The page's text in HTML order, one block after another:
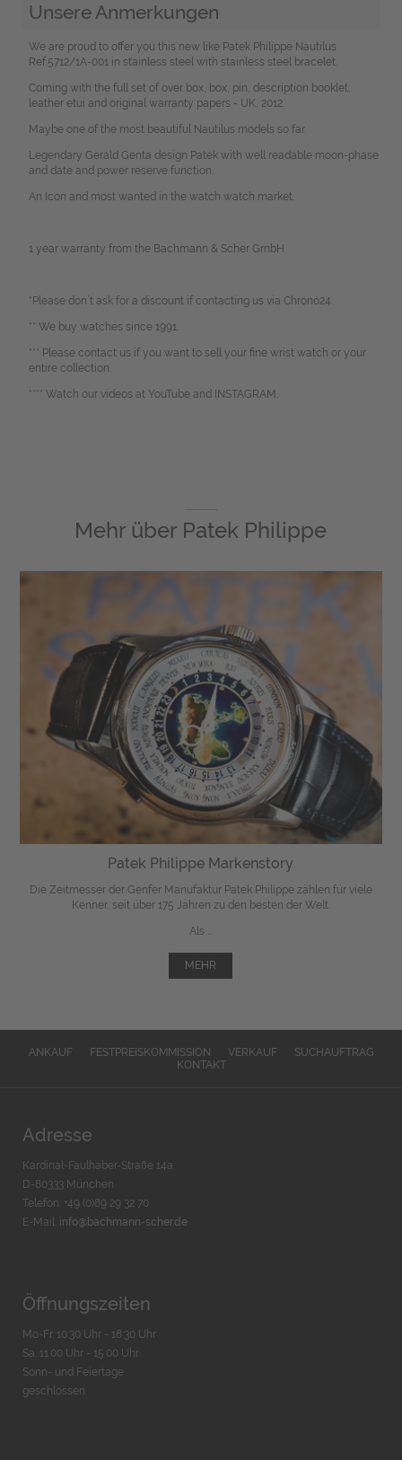
Unsere Anmerkungen
We are proud to offer you this new like Patek Philippe Nautilus
Ref.5712/1A-001 in stainless steel with stainless steel bracelet.
Coming with the full set of over box, box, pin, description booklet,
leather etui and original warranty papers - UK, 2012.
Maybe one of the most beautiful Nautilus models so far.
Legendary Gerald Genta design Patek with well readable moon-phase
and date and power reserve function.
An Icon and most wanted in the watch watch market.
1 year warranty from the Bachmann & Scher GmbH.
*Please don`t ask for a discount if contacting us via Chrono24.
** We buy watches since 1991.
*** Please contact us if you want to sell your fine wrist watch or your
entire collection.
**** Watch our videos at YouTube and INSTAGRAM.
Mehr über Patek Philippe
Patek Philippe Markenstory
Die Zeitmesser der Genfer Manufaktur Patek Philippe zählen für viele
Kenner, seit über 175 Jahren zu den besten der Welt.
Als ...
MEHR
ANKAUF FESTPREISKOMMISSION VERKAUF
SUCHAUFTRAG
KONTAKT
Adresse
Kardinal-Faulhaber-Straße 14a
D-80333 München
Telefon: +49 (0)89 29 32 70
E-Mail: info@bachmann-scher.de
Öffnungszeiten
Mo-Fr. 10:30 Uhr - 18:30 Uhr
Sa. 11:00 Uhr - 15.00 Uhr
Sonn- und Feiertage
geschlossen